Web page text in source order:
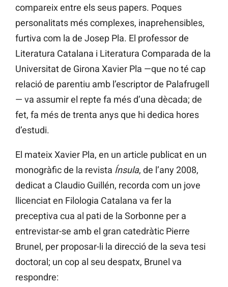
compareix entre els seus papers. Poques
personalitats més complexes, inaprehensibles,
furtiva com la de Josep Pla. El professor de
Literatura Catalana i Literatura Comparada de la
Universitat de Girona Xavier Pla —que no té cap
relació de parentiu amb l’escriptor de Palafrugell
— va assumir el repte fa més d’una dècada; de
fet, fa més de trenta anys que hi dedica hores
d’estudi.
El mateix Xavier Pla, en un article publicat en un
monogràfic de la revista Ínsula, de l’any 2008,
dedicat a Claudio Guillén, recorda com un jove
llicenciat en Filologia Catalana va fer la
preceptiva cua al pati de la Sorbonne per a
entrevistar-se amb el gran catedràtic Pierre
Brunel, per proposar-li la direcció de la seva tesi
doctoral; un cop al seu despatx, Brunel va
respondre: